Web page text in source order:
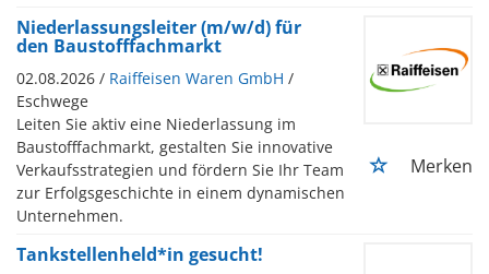
Niederlassungsleiter (m/w/d) für
den Baustofffachmarkt
02.08.2026 / Raiffeisen Waren GmbH /
Eschwege
Leiten Sie aktiv eine Niederlassung im
Baustofffachmarkt, gestalten Sie innovative
Verkaufsstrategien und fördern Sie Ihr Team
zur Erfolgsgeschichte in einem dynamischen
Unternehmen.
Merken
Tankstellenheld*in gesucht!